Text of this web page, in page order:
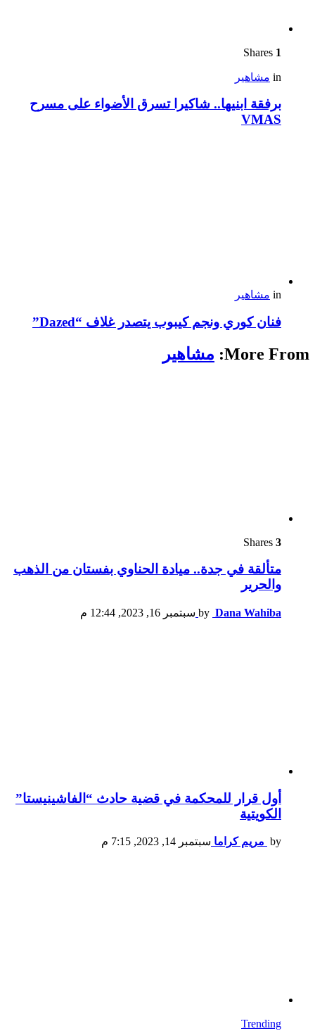
1
in مشاهير
برفقة ابنيها.. شاكيرا تسرق الأضواء على مسرح
VMAS
in مشاهير
فنان كوري ونجم كيبوب يتصدر غلاف “Dazed”
More From: مشاهير
3
متألقة في جدة.. ميادة الحناوي بفستان من الذهب
والحرير
by Dana Wahiba سبتمبر 16, 2023, 12:44 م
أول قرار للمحكمة في قضية حادث “الفاشينيستا”
الكويتية
by مريم كراما سبتمبر 14, 2023, 7:15 م
Trending